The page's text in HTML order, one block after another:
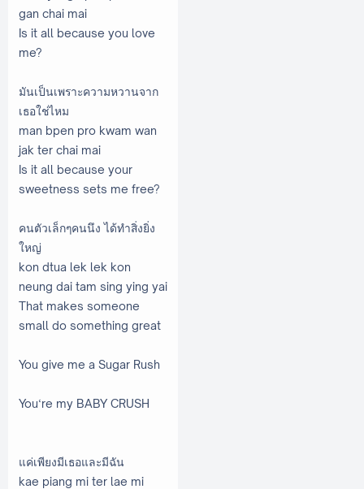
gan chai mai
Is it all because you love
me?
มันเป็นเพราะความหวานจาก
เธอใช่ไหม
man bpen pro kwam wan
jak ter chai mai
Is it all because your
sweetness sets me free?
คนตัวเล็กๆคนนึง ได้ทำสิ่งยิ่ง
ใหญ่
kon dtua lek lek kon
neung dai tam sing ying yai
That makes someone
small do something great
You give me a Sugar Rush
You‘re my BABY CRUSH
แค่เพียงมีเธอและมีฉัน
kae piang mi ter lae mi